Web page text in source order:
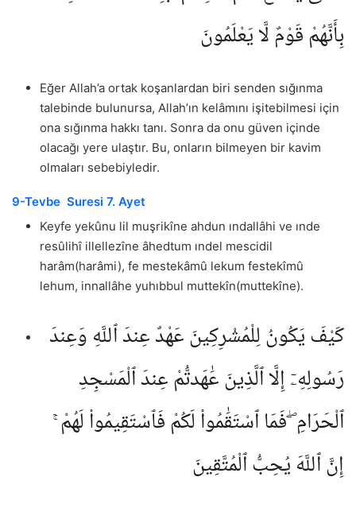
بِأَنَّهُمْ قَوْمٌ لَّا يَعْلَمُونَ
Eğer Allah’a ortak koşanlardan biri senden sığınma
talebinde bulunursa, Allah’ın kelâmını işitebilmesi için
ona sığınma hakkı tanı. Sonra da onu güven içinde
olacağı yere ulaştır. Bu, onların bilmeyen bir kavim
olmaları sebebiyledir.
9-Tevbe Suresi 7. Ayet
Keyfe yekûnu lil muşrikîne ahdun ındallâhi ve ınde
resûlihî illellezîne âhedtum ındel mescidil
harâm(harâmi), fe mestekâmû lekum festekîmû
lehum, innallâhe yuhıbbul muttekîn(muttekîne).
كَيْفَ يَكُونُ لِلْمُشْرِكِينَ عَهْدٌ عِندَ ٱللَّهِ وَعِندَ
رَسُولِهِۦٓ إِلَّا ٱلَّذِينَ عَٰهَدتُّمْ عِندَ ٱلْمَسْجِدِ
ٱلْحَرَامِ ۖ فَمَا ٱسْتَقَٰمُوا۟ لَكُمْ فَٱسْتَقِيمُوا۟ لَهُمْ ۚ
إِنَّ ٱللَّهَ يُحِبُّ ٱلْمُتَّقِينَ